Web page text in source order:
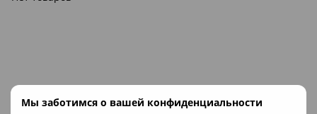
Мы заботимся о вашей конфиденциальности